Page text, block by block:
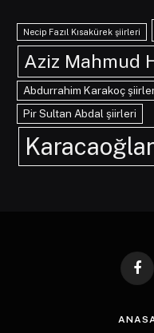
Necip Fazıl Kısakürek şiirleri
Aziz Mahmud
Abdurrahim Karakoç
Pir Sultan Abdal şiirleri